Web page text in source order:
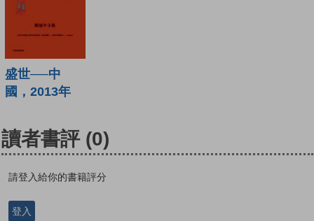
盛世──中
國，2013年
讀者書評 (0)
請登入給你的書籍評分
登入